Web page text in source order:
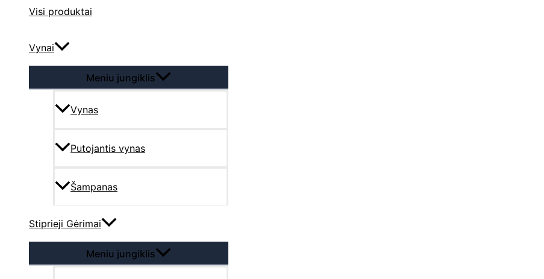
Visi produktai
Vynai
Meniu jungiklis
Vynas
Putojantis vynas
Šampanas
Stiprieji Gėrimai
Meniu jungiklis